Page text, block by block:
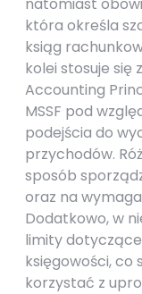
która określa
ksiąg
kolei stosuje
Accounting
MSSF pod
podejścia do
przychodów.
sposób
oraz na
Dodatkowo, w
limity
księgowości, co
korzystać z